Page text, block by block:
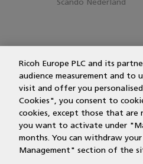
Scando Nederland
Ricoh Europe PLC and its
audience measurement and to
visit and offer you
Cookies", you consent to
cookies, except those that are
you want to activate under
months. You can withdraw
Management" section of the